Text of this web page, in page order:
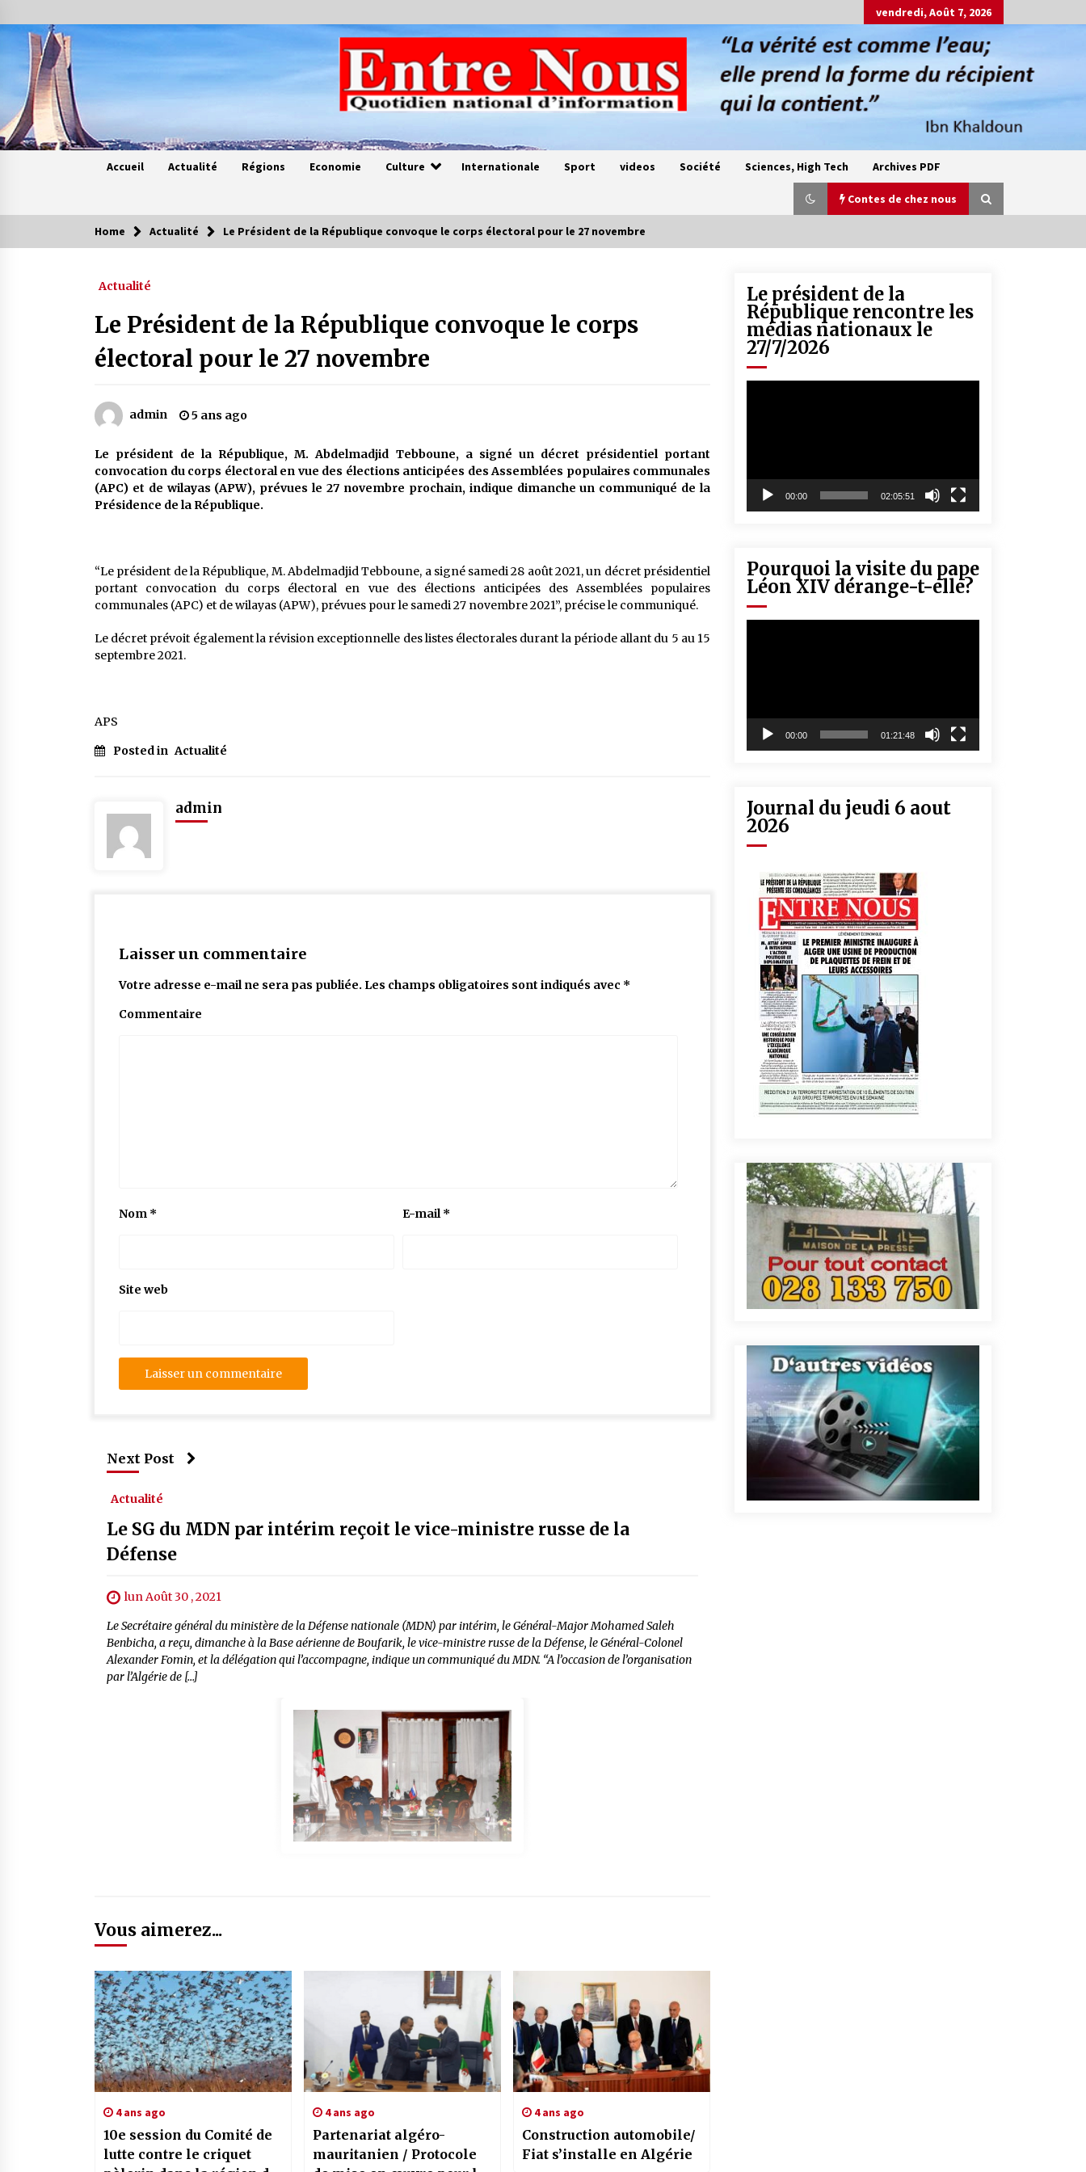
to
content
vendredi, Août 7, 2026
Accueil Actualité Régions Economie Culture Internationale Sport videos Société Sciences, High Tech Archives PDF
Contes de chez nous
Contes de chez nous
4 ans ago
Oum el Gaïla / L’ogresse du M’zab
4 ans ago
Mythes et croyances / L’hospitalité
des montagnards
5 ans ago
5 ans ago
du Sud algérien)
5 ans ago
Un conte targui/ Quand la tête est
Home Actualité Le Président de la République convoque le corps électoral pour le 27 novembre
Actualité
Le Président de la République convoque le corps
électoral pour le 27 novembre
admin 5 ans ago
Le président de la République, M. Abdelmadjid Tebboune, a signé un décret présidentiel portant
convocation du corps électoral en vue des élections anticipées des Assemblées populaires communales
(APC) et de wilayas (APW), prévues le 27 novembre prochain, indique dimanche un communiqué de la
Présidence de la République.
“Le président de la République, M. Abdelmadjid Tebboune, a signé samedi 28 août 2021, un décret présidentiel
portant convocation du corps électoral en vue des élections anticipées des Assemblées populaires
communales (APC) et de wilayas (APW), prévues pour le samedi 27 novembre 2021”, précise le communiqué.
Le décret prévoit également la révision exceptionnelle des listes électorales durant la période allant du 5 au 15
septembre 2021.
APS
Posted in Actualité
admin
Laisser un commentaire
Votre adresse e-mail ne sera pas publiée. Les champs obligatoires sont indiqués avec *
Commentaire
Nom * E-mail*
Site web
Next Post
Actualité
Le SG du MDN par intérim reçoit le vice-ministre russe de la
Défense
lun Août 30 , 2021
Le Secrétaire général du ministère de la Défense nationale (MDN) par intérim, le Général-Major Mohamed Saleh
Benbicha, a reçu, dimanche à la Base aérienne de Boufarik, le vice-ministre russe de la Défense, le Général-Colonel
Alexander Fomin, et la délégation qui l’accompagne, indique un communiqué du MDN. “A l’occasion de l’organisation
par l’Algérie de […]
Vous aimerez...
4 ans ago
10e session du Comité de
lutte contre le criquet
4 ans ago
Partenariat algéro-
mauritanien / Protocole
4 ans ago
Construction automobile/
Fiat s’installe en Algérie
Le président de la
République rencontre les
médias nationaux le
27/7/2026
00:00 02:05:51
Pourquoi la visite du pape
Léon XIV dérange-t-elle?
00:00 01:21:48
Journal du jeudi 6 aout
2026